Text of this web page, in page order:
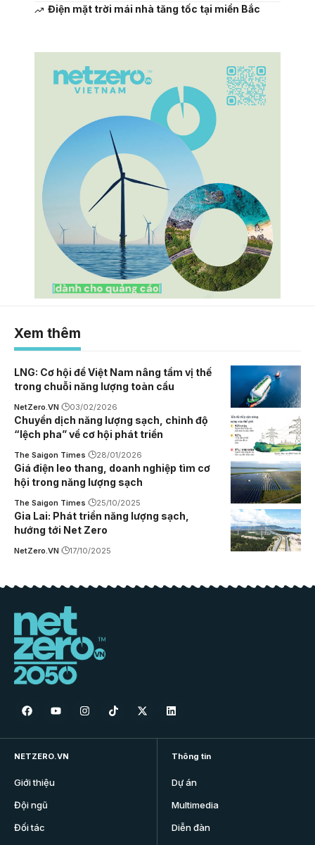
Điện mặt trời mái nhà tăng tốc tại miền Bắc
Xem thêm
LNG: Cơ hội để Việt Nam nâng tầm vị thế
trong chuỗi năng lượng toàn cầu
NetZero.VN 03/02/2026
Chuyển dịch năng lượng sạch, chỉnh độ
“lệch pha” về cơ hội phát triển
The Saigon Times 28/01/2026
Giá điện leo thang, doanh nghiệp tìm cơ
hội trong năng lượng sạch
The Saigon Times 25/10/2025
Gia Lai: Phát triển năng lượng sạch,
hướng tới Net Zero
NetZero.VN 17/10/2025
NETZERO.VN
Giới thiệu
Đội ngũ
Đối tác
Thông tin
Dự án
Multimedia
Diễn đàn